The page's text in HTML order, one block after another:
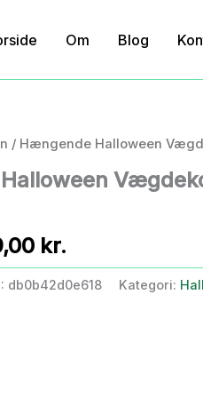
Om Blog
/ Hængende Halloween
kr.
aktuelle
db0b42d0e618 Kategori: